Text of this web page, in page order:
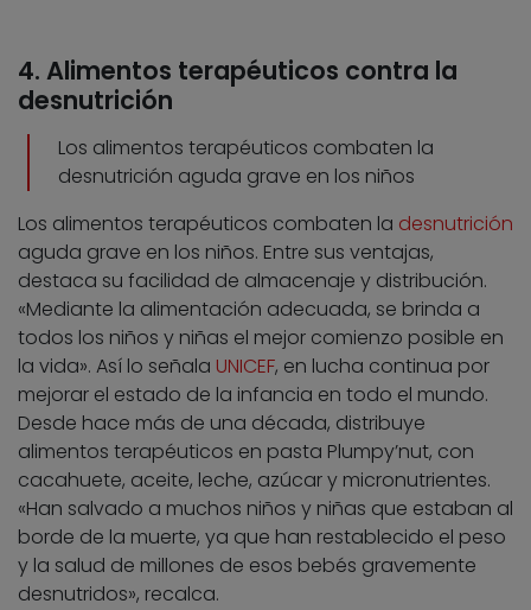
4. Alimentos terapéuticos contra la
desnutrición
Los alimentos terapéuticos combaten la
desnutrición aguda grave en los niños
Los alimentos terapéuticos combaten la desnutrición
aguda grave en los niños. Entre sus ventajas,
destaca su facilidad de almacenaje y distribución.
«Mediante la alimentación adecuada, se brinda a
todos los niños y niñas el mejor comienzo posible en
la vida». Así lo señala UNICEF, en lucha continua por
mejorar el estado de la infancia en todo el mundo.
Desde hace más de una década, distribuye
alimentos terapéuticos en pasta Plumpy’nut, con
cacahuete, aceite, leche, azúcar y micronutrientes.
«Han salvado a muchos niños y niñas que estaban al
borde de la muerte, ya que han restablecido el peso
y la salud de millones de esos bebés gravemente
desnutridos», recalca.